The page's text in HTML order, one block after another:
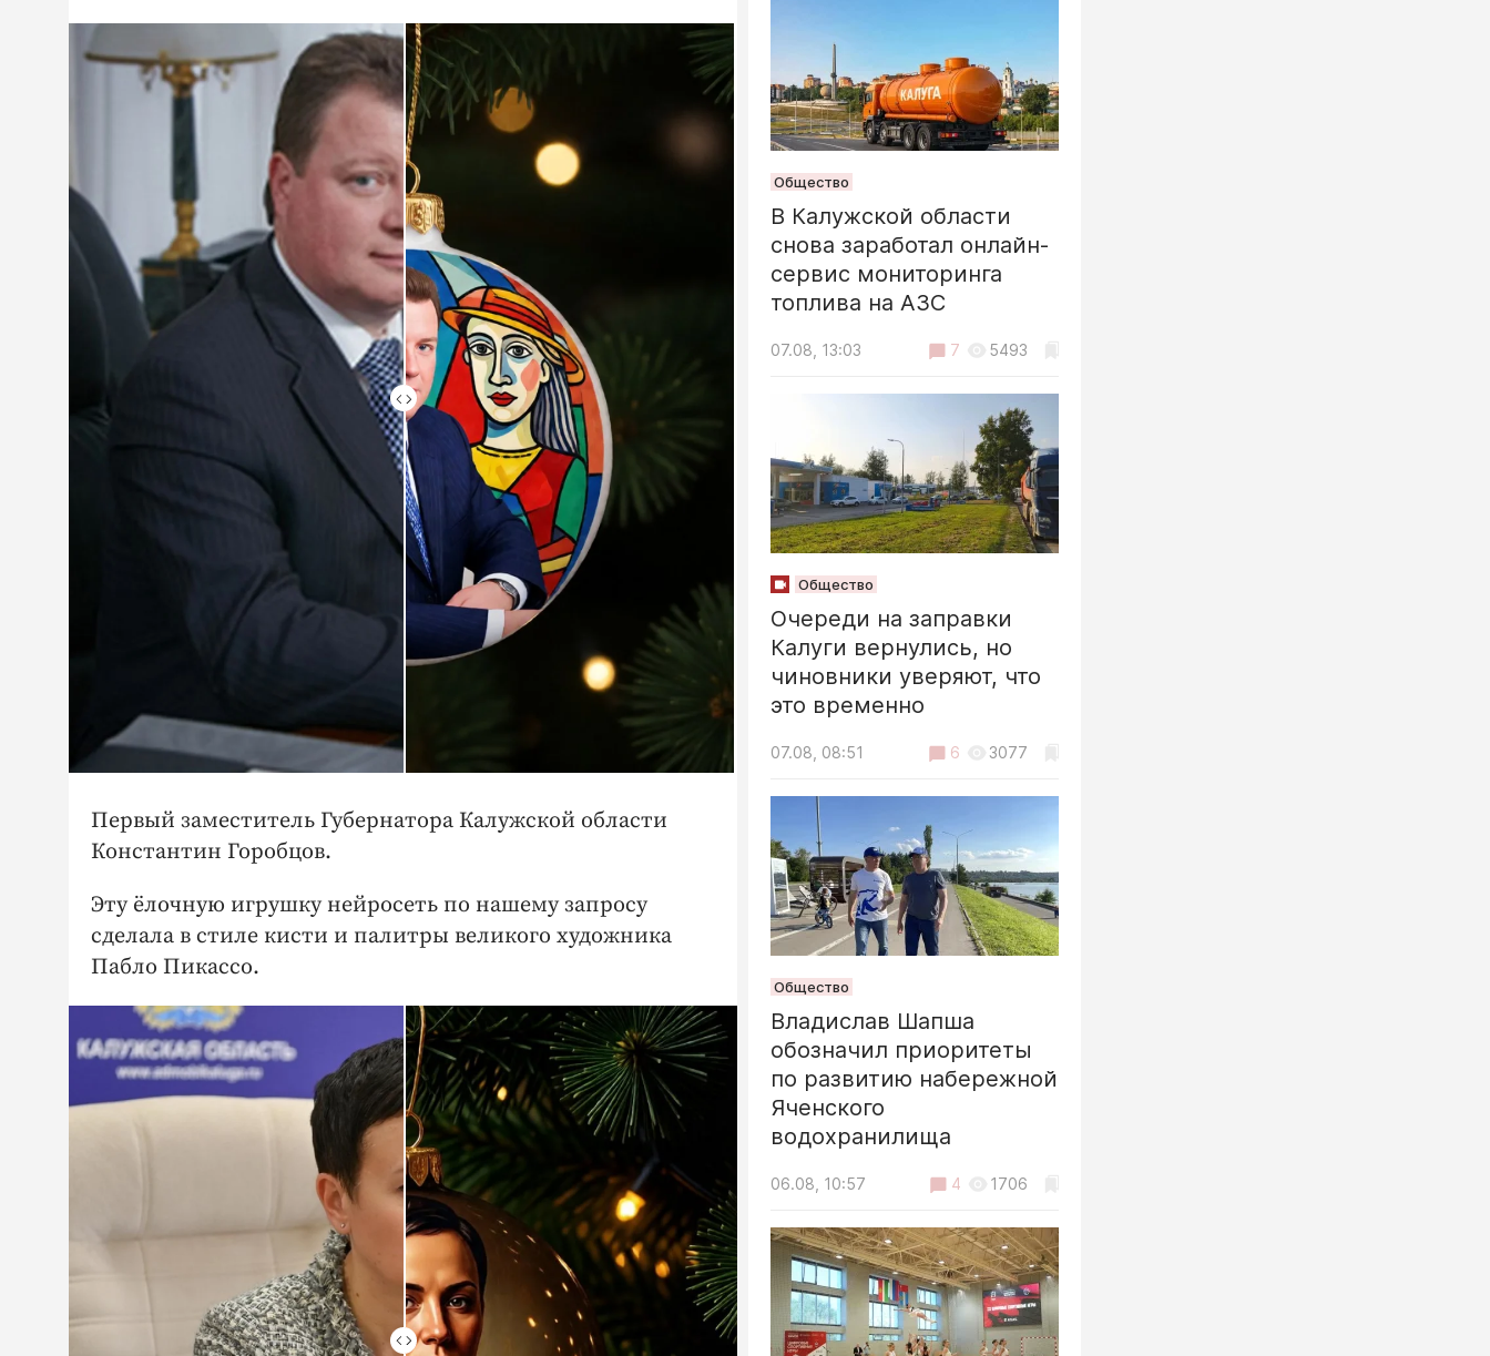
Первый заместитель Губернатора Калужской области
Константин Горобцов.
Эту ёлочную игрушку нейросеть по нашему запросу
сделала в стиле кисти и палитры великого художника
Пабло Пикассо.
Общество
В Калужской области
снова заработал онлайн-
сервис мониторинга
топлива на АЗС
07.08, 13:03 7 5493
Общество
Очереди на заправки
Калуги вернулись, но
чиновники уверяют, что
это временно
07.08, 08:51 6 3077
Общество
Владислав Шапша
обозначил приоритеты
по развитию набережной
Яченского
водохранилища
06.08, 10:57 4 1706